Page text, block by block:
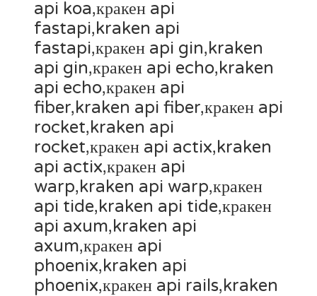
api koa,кракен api
fastapi,kraken api
fastapi,кракен api gin,kraken
api gin,кракен api echo,kraken
api echo,кракен api
fiber,kraken api fiber,кракен api
rocket,kraken api
rocket,кракен api actix,kraken
api actix,кракен api
warp,kraken api warp,кракен
api tide,kraken api tide,кракен
api axum,kraken api
axum,кракен api
phoenix,kraken api
phoenix,кракен api rails,kraken